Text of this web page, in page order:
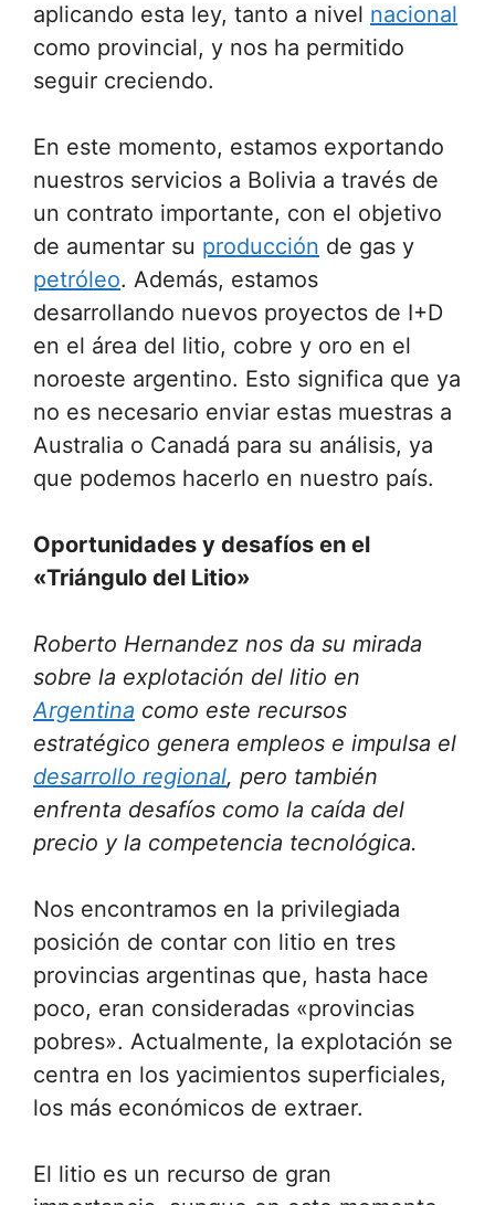
aplicando esta ley, tanto a nivel nacional
como provincial, y nos ha permitido
seguir creciendo.
En este momento, estamos exportando
nuestros servicios a Bolivia a través de
un contrato importante, con el objetivo
de aumentar su producción de gas y
petróleo. Además, estamos
desarrollando nuevos proyectos de I+D
en el área del litio, cobre y oro en el
noroeste argentino. Esto significa que ya
no es necesario enviar estas muestras a
Australia o Canadá para su análisis, ya
que podemos hacerlo en nuestro país.
Oportunidades y desafíos en el
«Triángulo del Litio»
Roberto Hernandez nos da su mirada
sobre la explotación del litio en
Argentina como este recursos
estratégico genera empleos e impulsa el
desarrollo regional, pero también
enfrenta desafíos como la caída del
precio y la competencia tecnológica.
Nos encontramos en la privilegiada
posición de contar con litio en tres
provincias argentinas que, hasta hace
poco, eran consideradas «provincias
pobres». Actualmente, la explotación se
centra en los yacimientos superficiales,
los más económicos de extraer.
El litio es un recurso de gran